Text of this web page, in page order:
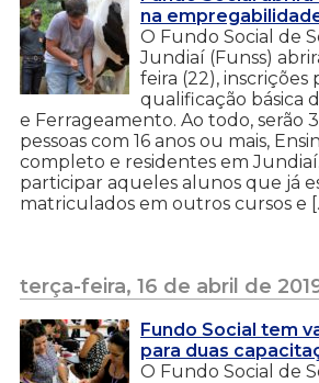
na
O Fundo Social de
Jundiaí (Funss)
feira (22), inscrições
qualificação básica
e Ferrageamento. Ao todo, serão
pessoas com 16 anos ou mais,
completo e residentes em
participar aqueles alunos que já
matriculados em outros cursos e
terça-feira, 16 de abril de
Fundo Social tem
para duas
O Fundo Social de